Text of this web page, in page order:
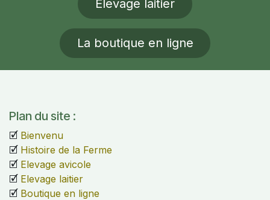
Elevage laitier
La boutique en ligne
Plan du site :
🗹 Bienvenu
🗹 Histoire de la Ferme
🗹 Elevage avicole
🗹 Elevage laitier
🗹 Boutique en ligne